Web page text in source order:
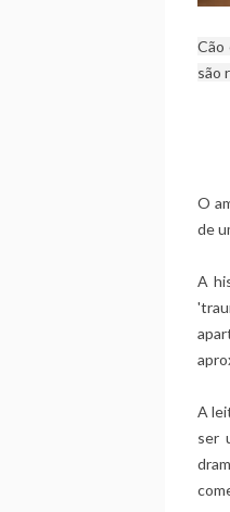
Cão
são
O
de
A
A
ser